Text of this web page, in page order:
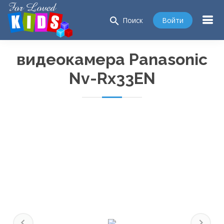
search Поиск Войти
видеокамера Panasonic
Nv-Rx33EN